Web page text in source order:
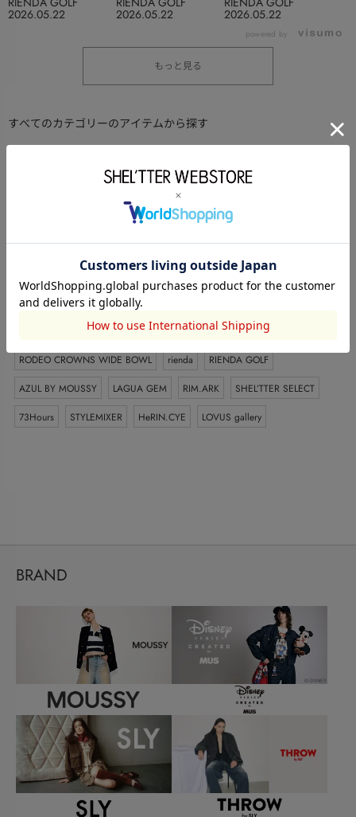
2026.05.22 2026.05.22 2026.05.22
powered by
もっと見る
すべてのカテゴリーのアイテムから探す
アクセサリー ファッション雑貨 キッズ
コスメ・香水 パジャマ・ルームウェア
セットアップ
その他ブランドのトップス Tシャツ・カットソー(半袖)から探す
Disney SERIES CREATED by MUS SLY
THROW by SLY
RODEO CROWNS WIDE BOWL
rienda
RIENDA GOLF
AZUL BY MOUSSY
LAGUA GEM RIM.ARK
SHEL’TTER SELECT
73Hours
STYLEMIXER HeRIN.CYE LOVUS gallery
BRAND